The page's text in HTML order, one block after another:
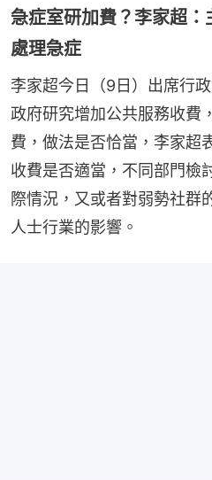
急症室研加費？李家超
處理急症
李家超今日（9日）出席行
政府研究增加公共服務收費
費，做法是否恰當，李家超
收費是否適當，不同部門檢
際情況，又或者對弱勢社群
人士行業的影響。